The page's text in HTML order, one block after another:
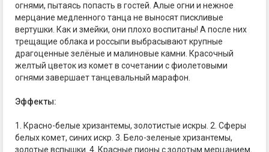
огнями, пытаясь попасть в гостей. Алые огни и нежное
мерцание медленного танца не выносят пискливые
вертушки. Как и змейки, они плохо воспитаны! А после них
трещащие облака и россыпи выбрасывают крупные
драгоценные зелёные и малиновые камни. Красочный
желтый цветок из комет в сочетании с фиолетовыми
огнями завершает танцевальный марафон.
Эффекты:
1. Красно-белые хризантемы, золотистые искры. 2. Сферы
белых комет, синих искр. 3. Бело-зеленые хризантемы,
золотые вспышки. 4. Красные пионы с золотым мерцанием.